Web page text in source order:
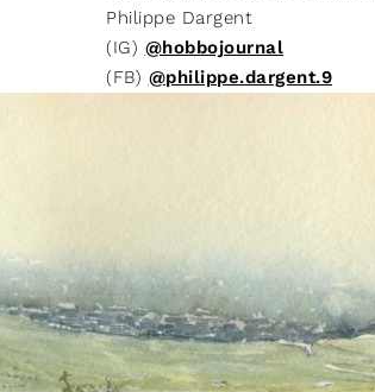
Philippe Dargent
(IG) @hobbojournal
(FB) @philippe.dargent.9